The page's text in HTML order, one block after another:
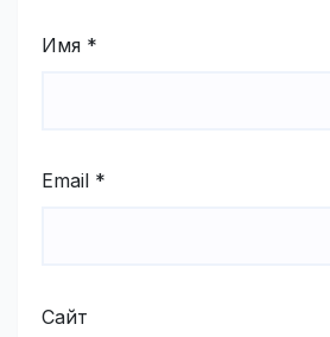
Имя *
Email *
Сайт